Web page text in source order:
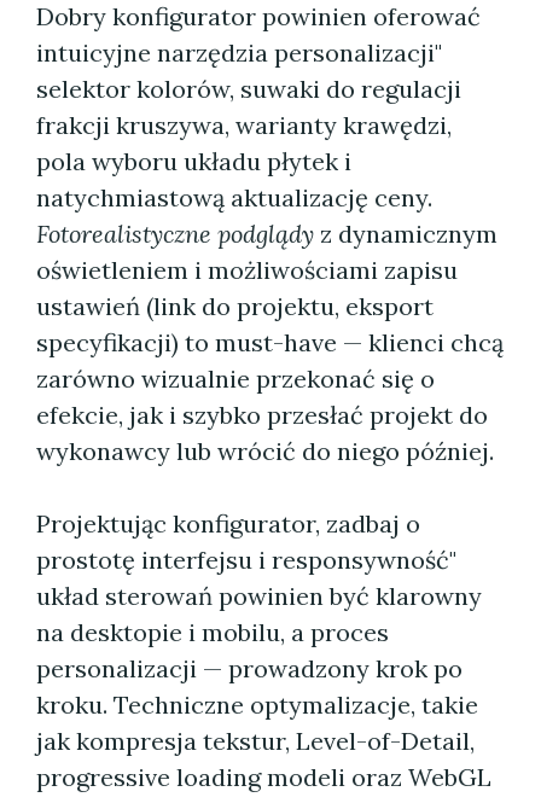
Dobry konfigurator powinien oferować
intuicyjne narzędzia personalizacji"
selektor kolorów, suwaki do regulacji
frakcji kruszywa, warianty krawędzi,
pola wyboru układu płytek i
natychmiastową aktualizację ceny.
Fotorealistyczne podglądy z dynamicznym
oświetleniem i możliwościami zapisu
ustawień (link do projektu, eksport
specyfikacji) to must-have — klienci chcą
zarówno wizualnie przekonać się o
efekcie, jak i szybko przesłać projekt do
wykonawcy lub wrócić do niego później.
Projektując konfigurator, zadbaj o
prostotę interfejsu i responsywność"
układ sterowań powinien być klarowny
na desktopie i mobilu, a proces
personalizacji — prowadzony krok po
kroku. Techniczne optymalizacje, takie
jak kompresja tekstur, Level-of-Detail,
progressive loading modeli oraz WebGL